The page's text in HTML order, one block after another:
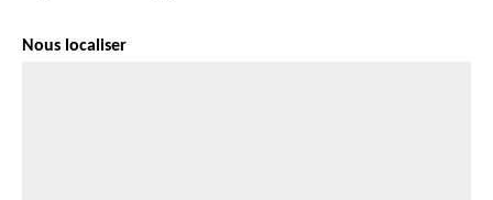
Nous localiser